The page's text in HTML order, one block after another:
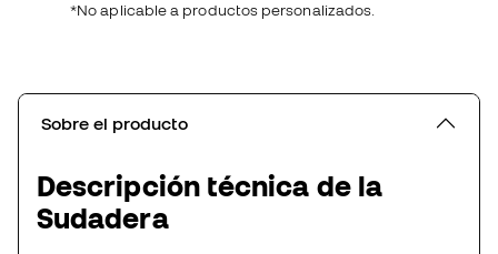
*No aplicable a productos personalizados.
Sobre el producto
Descripción técnica de la
Sudadera